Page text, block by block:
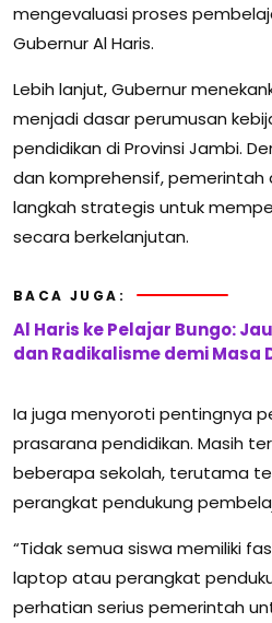
mengevaluasi proses
Gubernur Al Haris.
Lebih lanjut, Gubernur
menjadi dasar perumusan
pendidikan di Provinsi Jambi.
dan komprehensif,
langkah strategis untuk
secara berkelanjutan.
BACA JUGA:
Al Haris ke Pelajar Bungo:
dan Radikalisme demi Masa
Ia juga menyoroti pentingnya
prasarana pendidikan. Masih
beberapa sekolah, terutama
perangkat pendukung
“Tidak semua siswa memiliki
laptop atau perangkat
perhatian serius pemerintah